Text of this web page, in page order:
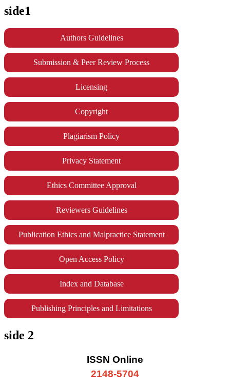
side1
Authors Guidelines
Submission & Peer Review Process
Licensing
Copyright
Plagiarism Policy
Privacy Statement
Ethics Committee Approval
Reviewers Guidelines
Publication Ethics and Malpractice Statement
Open Access Policy
Index and Database
Publishing Principles and Limitations
side 2
ISSN Online
2148-5704